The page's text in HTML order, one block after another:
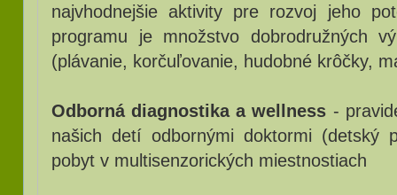
najvhodnejšie aktivity pre rozvoj jeho
programu je množstvo dobrodružných
(plávanie, korčuľovanie, hudobné krôčky,
Odborná diagnostika a wellness -
našich detí odbornými doktormi (detský
pobyt v multisenzorických miestnostiach